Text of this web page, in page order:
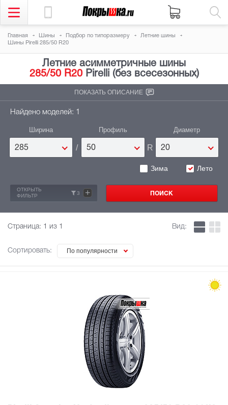
Главная Шины Подбор по типоразмеру
Летние шины
Шины Pirelli 285/50 R20
Летние асимметричные шины
285/50 R20Pirelli (без всесезонных)
ПОКАЗАТЬ ОПИСАНИЕ
Найдено моделей: 1
Ширина
285 /
Профиль
50 R
Диаметр
20
Зима Лето
ОТКРЫТЬ
ФИЛЬТР
3 +
Страница: 1 из 1
Сортировать: По популярности
Вид: